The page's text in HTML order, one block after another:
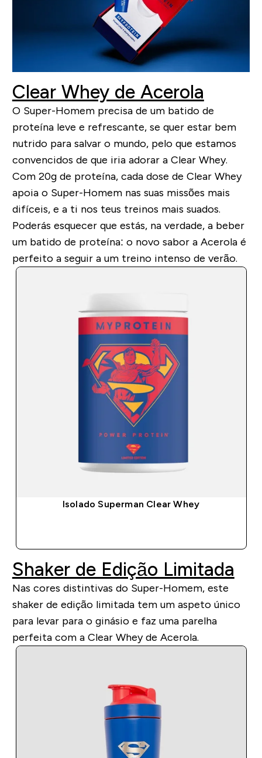
Clear Whey de Acerola
O Super-Homem precisa de um batido de
proteína leve e refrescante, se quer estar bem
nutrido para salvar o mundo, pelo que estamos
convencidos de que iria adorar a Clear Whey.
Com 20g de proteína, cada dose de Clear Whey
apoia o Super-Homem nas suas missões mais
difíceis, e a ti nos teus treinos mais suados.
Poderás esquecer que estás, na verdade, a beber
um batido de proteína: o novo sabor a Acerola é
perfeito a seguir a um treino intenso de verão.
Isolado Superman Clear Whey
Shaker de Edição Limitada
Nas cores distintivas do Super-Homem, este
shaker de edição limitada tem um aspeto único
para levar para o ginásio e faz uma parelha
perfeita com a Clear Whey de Acerola.